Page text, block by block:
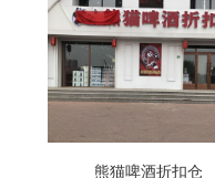
熊猫啤酒折扣仓